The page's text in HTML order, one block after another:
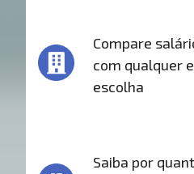
Compare
com qualquer
escolha
Saiba por